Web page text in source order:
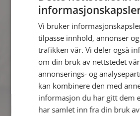
E90g
Søker kvinne 24 - 46
Virker ikke
hyggelig? Det tar
medlem på
finne ut alt om
Vi bruker
tilpasse innhold, annonser
trafikken vår. Vi deler også
om din bruk av nettstedet
annonserings- og
kan kombinere den med
informasjon du har gitt dem
har samlet inn fra din bruk